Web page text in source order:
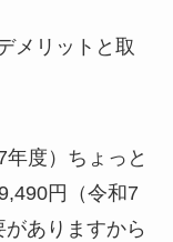
メリットと取
度）ちょっと
円（令和7
ありますから